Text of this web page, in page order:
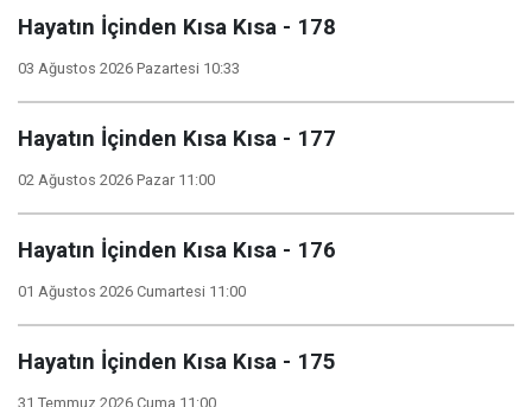
Hayatın İçinden Kısa Kısa - 178
03 Ağustos 2026 Pazartesi 10:33
Hayatın İçinden Kısa Kısa - 177
02 Ağustos 2026 Pazar 11:00
Hayatın İçinden Kısa Kısa - 176
01 Ağustos 2026 Cumartesi 11:00
Hayatın İçinden Kısa Kısa - 175
31 Temmuz 2026 Cuma 11:00